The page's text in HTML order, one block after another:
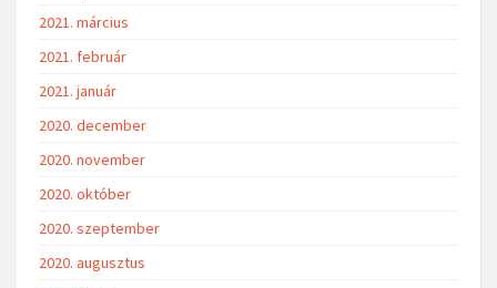
2021. március
2021. február
2021. január
2020. december
2020. november
2020. október
2020. szeptember
2020. augusztus